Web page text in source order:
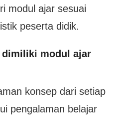
modul ajar sesuai
peserta didik.
modul ajar
konsep dari setiap
pengalaman belajar